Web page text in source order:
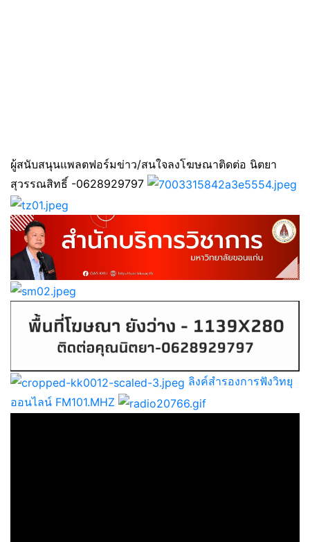
ผู้สนับสนุนแพลตฟอร์มข่าว/สนใจลงโฆษณาติดต่อ นิตยา
สุวรรณสิทธิ์ -0628929797
ลิงค์สำรองการฟังวิทยุ
ออนไลน์ FM101.MHZ